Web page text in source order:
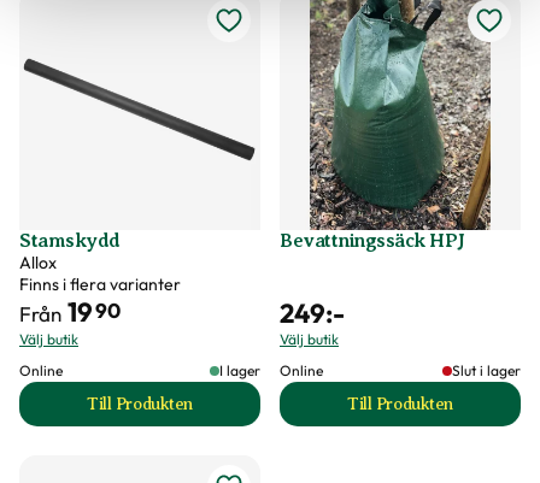
Stamskydd
Allox
Finns i flera varianter
Från 1990
Välj butik
Online
I lager
Till Produkten
till Stamskydd produktsida
Bevattningssäck HPJ
249:-
Välj butik
Online
Slut i lager
Till Produkten
till